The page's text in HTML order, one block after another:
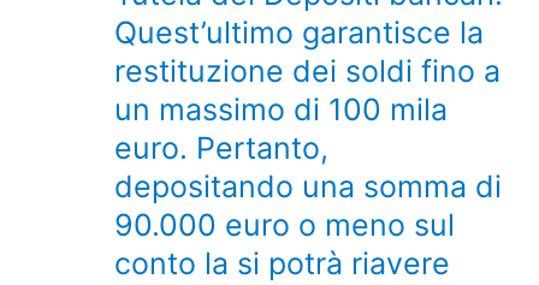
Quest’ultimo garantisce la
restituzione dei soldi fino a
un massimo di 100 mila
euro. Pertanto,
depositando una somma di
90.000 euro o meno sul
conto la si potrà riavere